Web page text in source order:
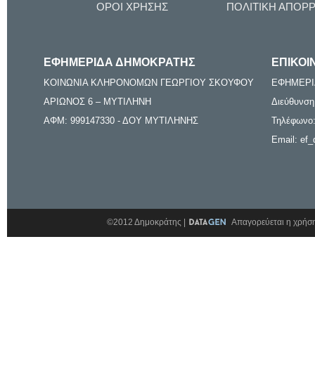
ΟΡΟΙ ΧΡΗΣΗΣ ΠΟΛΙΤΙΚΗ
ΕΦΗΜΕΡΙΔΑ ΔΗΜΟΚΡΑΤΗΣ
ΚΟΙΝΩΝΙΑ ΚΛΗΡΟΝΟΜΩΝ ΓΕΩΡΓΙΟΥ ΣΚΟΥΦΟΥ
ΑΡΙΩΝΟΣ 6 – ΜΥΤΙΛΗΝΗ
ΑΦΜ: 999147330 - ΔΟΥ ΜΥΤΙΛΗΝΗΣ
Email:
©2012 Δημοκράτης | Απαγορεύεται η